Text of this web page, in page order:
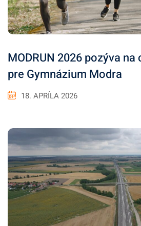
MODRUN 2026 pozýva
pre Gymnázium Modra
18. APRÍLA 2026